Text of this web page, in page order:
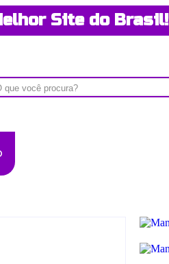
Site do Brasil!